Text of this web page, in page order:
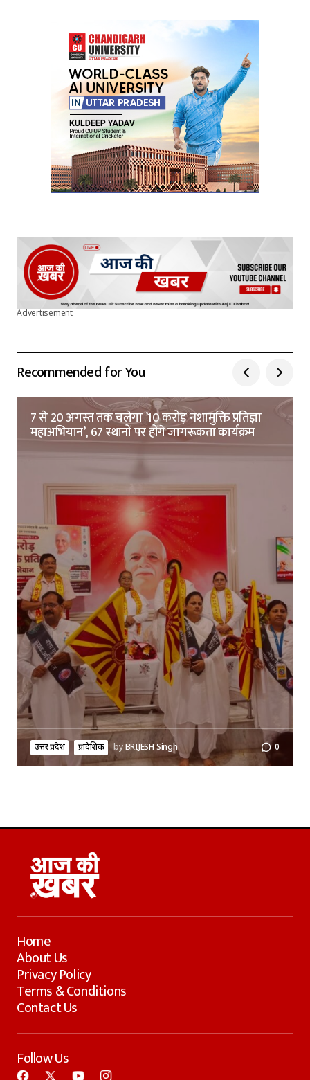
Your E-mail *
Submit Comment
Advertisement
Recommended for You
7 से 20 अगस्त तक चलेगा ’10 करोड़ नशामुक्ति प्रतिज्ञा
महाअभियान’, 67 स्थानों पर होंगे जागरूकता कार्यक्रम
उत्तर प्रदेश प्रादेशिक byBRIJESH Singh 0
Home
About Us
Privacy Policy
Terms & Conditions
Contact Us
Follow Us